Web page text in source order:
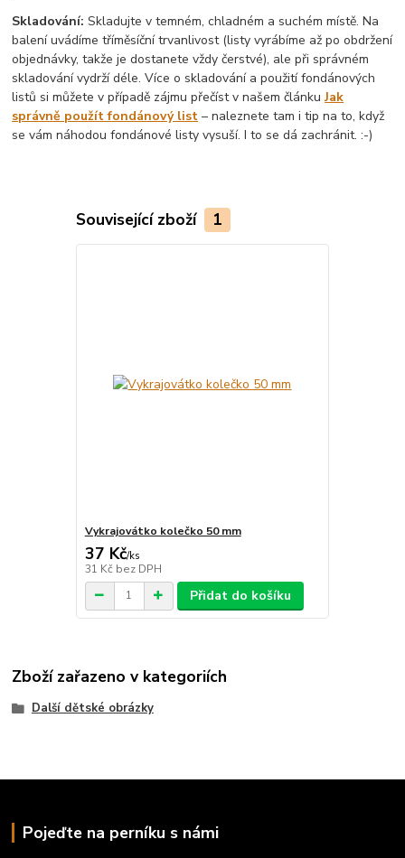
Skladování: Skladujte v temném, chladném a suchém místě. Na
balení uvádíme tříměsíční trvanlivost (listy vyrábíme až po obdržení
objednávky, takže je dostanete vždy čerstvé), ale při správném
skladování vydrží déle. Více o skladování a použití fondánových
listů si můžete v případě zájmu přečíst v našem článkuJak
správně použít fondánový list – naleznete tam i tip na to, když
se vám náhodou fondánové listy vysuší. I to se dá zachránit. :-)
Související zboží 1
Vykrajovátko kolečko 50 mm
37 Kč/ks
31 Kč bez DPH
Přidat do košíku
Zboží zařazeno v kategoriích
Další dětské obrázky
Pojeďte na perníku s námi